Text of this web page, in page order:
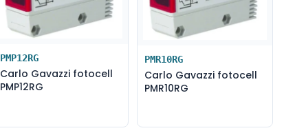
PMP12RG
Carlo Gavazzi fotocell
PMP12RG
PMR10RG
Carlo Gavazzi fotocell
PMR10RG